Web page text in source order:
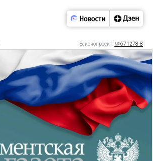
Законопроект: № 671278-8